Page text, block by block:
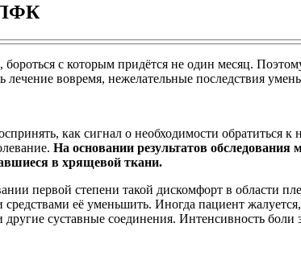
ЛФК
с которым придётся не один месяц.
вовремя, нежелательные последствия
как сигнал о необходимости обратиться к
На основании результатов
в хрящевой ткани.
первой степени такой дискомфорт в области
её уменьшить. Иногда пациент жалуется,
суставные соединения. Интенсивность боли